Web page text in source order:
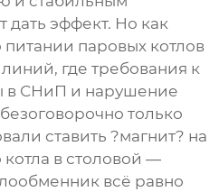
дать эффект. Но как
питании паровых котлов
где требования к
в СНиП и нарушение
только
ставить ?магнит? на
в столовой —
всё равно